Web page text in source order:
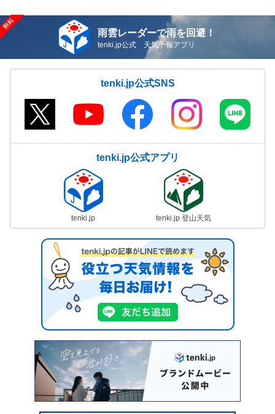
雨雲レーダーで雨を回避！
tenki.jp公式 天気予報アプリ
tenki.jp公式SNS
tenki.jp公式アプリ
tenki.jp tenki.jp 登山天気